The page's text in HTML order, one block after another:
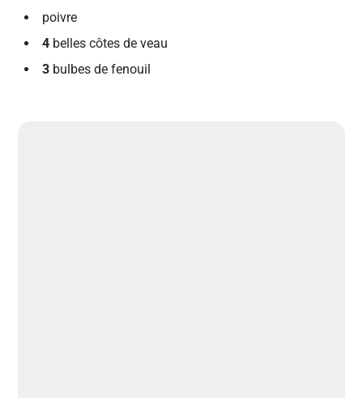
poivre
4 belles côtes de veau
3 bulbes de fenouil